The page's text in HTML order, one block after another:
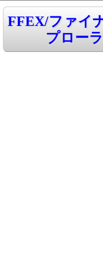
FFEX/ファイ
プロー